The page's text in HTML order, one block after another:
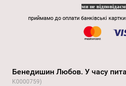
ми не
приймамо до оплати банківські
Бенедишин Любов. У часу
K0000759)